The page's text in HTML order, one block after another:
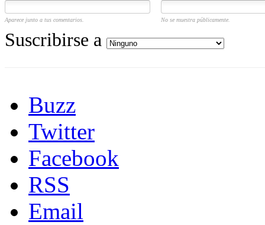
Aparece junto a tus comentarios. No se muestra públicamente.
Suscribirse a
Buzz
Twitter
Facebook
RSS
Email